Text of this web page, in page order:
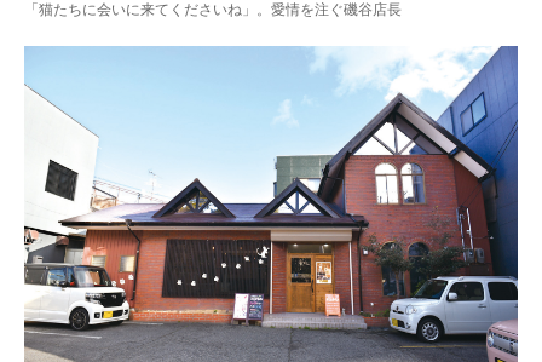
「猫たちに会いに来てくださいね」。愛情を注ぐ磯谷店長